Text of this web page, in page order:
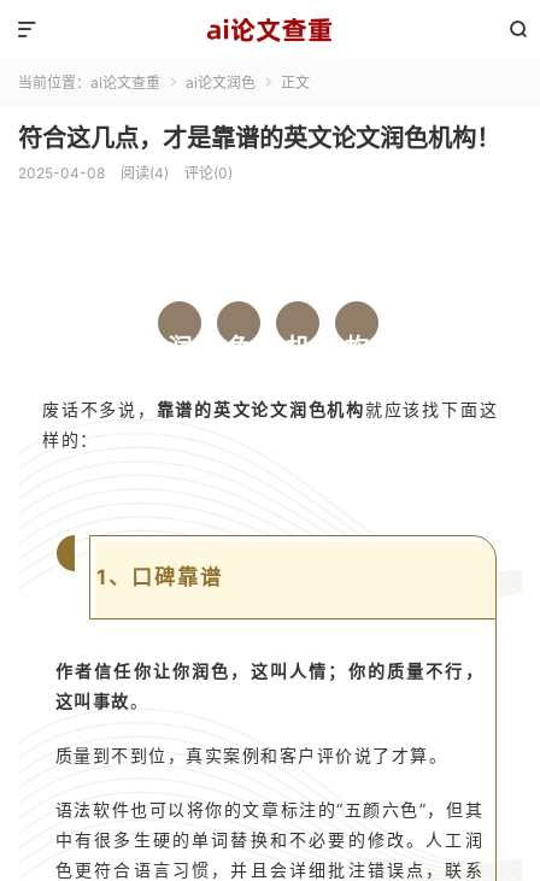


当前位置： ai论文查重  ai论文润色  正文
符合这几点，才是靠谱的英文论文润色机构！
2025-04-08 阅读(4) 评论(0)
润 色 机 构
废话不多说， 靠谱的英文论文润色机构就应该找下面这
样的：
1、口碑靠谱
作者信任你让你润色，这叫人情；你的质量不行，
这叫事故。
质量到不到位，真实案例和客户评价说了才算。
语法软件也可以将你的文章标注的“五颜六色”，但其
中有很多生硬的单词替换和不必要的修改。人工润
色更符合语言习惯，并且会详细批注错误点，联系